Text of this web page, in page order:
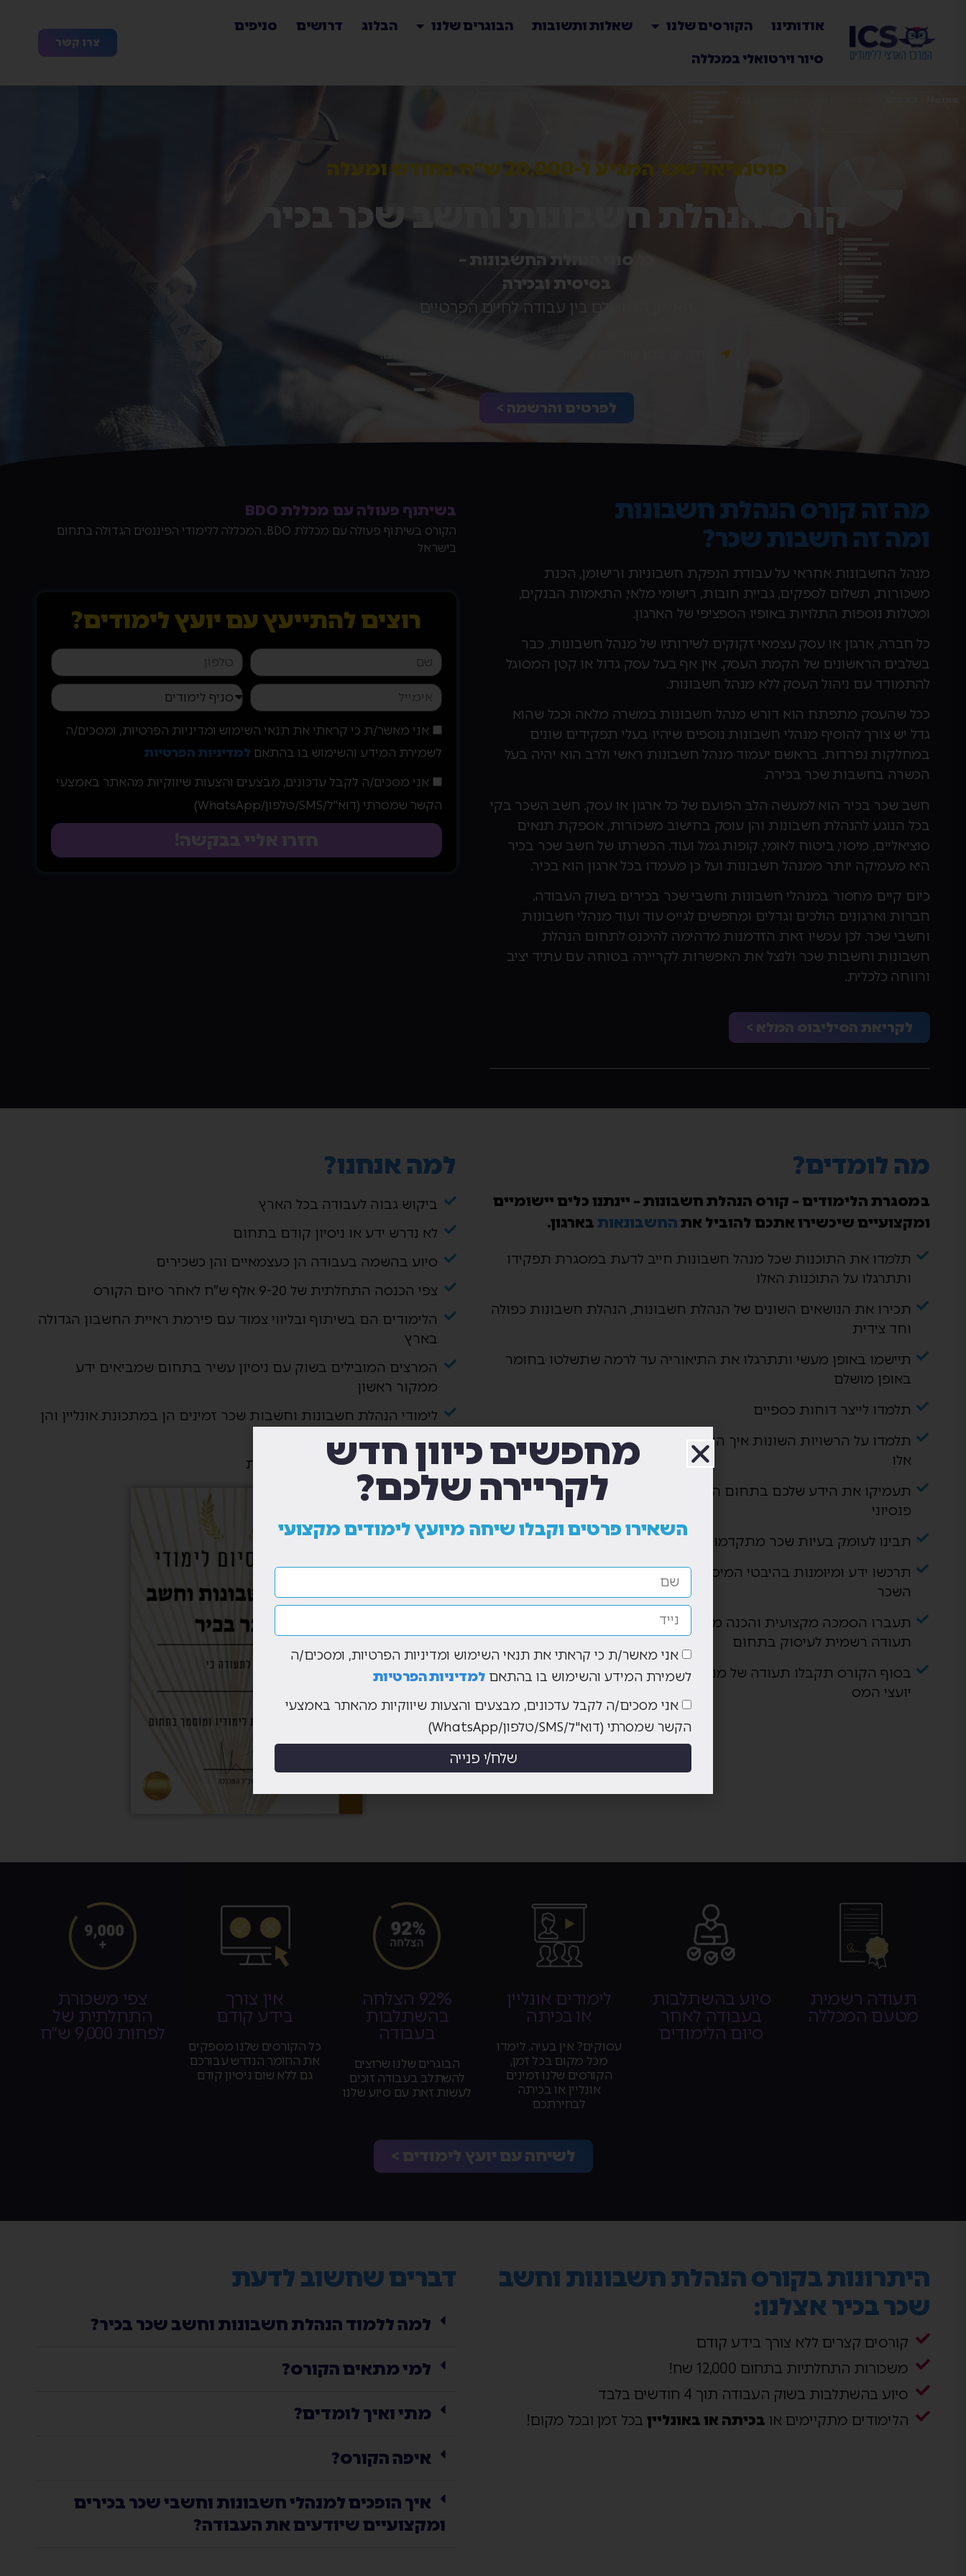
אודותינו הקורסים שלנו שאלות ותשובות הבוגרים שלנו הבלוג דרושים סניפים
סיור וירטואלי במכללה
צרו קשר
פוטנציאל שכר המגיע ל-20,000 ש״ח בחודש ומעלה
קורס הנהלת חשבונות וחשב שכר בכיר
כל סוגי הנהלת החשבונות –
בסיסית ובכירה
האיזון המושלם בין עבודה לחיים הפרטיים
מתקיים בסניפים נס ציונה, תל אביב, חיפה, באר שבע, זום.
לפרטים והרשמה >
מה זה קורס הנהלת חשבונות
ומה זה חשבות שכר?
מנהל החשבונות אחראי על עבודת הנפקת חשבוניות ורישומן, הכנת
משכורות, תשלום לספקים, גביית חובות, רישומי מלאי, התאמות הבנקים,
ומטלות נוספות התלויות באופיו הספציפי של הארגון.
כל חברה, ארגון או עסק עצמאי זקוקים לשירותיו של מנהל חשבונות, כבר
בשלבים הראשונים של הקמת העסק. אין אף בעל עסק גדול או קטן המסוגל
להתמודד עם ניהול העסק ללא מנהל חשבונות.
ככל שהעסק מתפתח הוא דורש מנהל חשבונות במשרה מלאה וככל שהוא
גדל יש צורך להוסיף מנהלי חשבונות נוספים שיהיו בעלי תפקידים שונים
במחלקות נפרדות. בראשם יעמוד מנהל חשבונות ראשי ולרב הוא יהיה בעל
הכשרה בחשבות שכר בכירה.
חשב שכר בכיר הוא למעשה הלב הפועם של כל ארגון או עסק. חשב השכר בקי
בכל הנוגע להנהלת חשבונות והן עוסק בחישוב משכורות, אספקת תנאים
סוציאליים, מיסוי, ביטוח לאומי, קופות גמל ועוד. הכשרתו של חשב שכר בכיר
היא מעמיקה יותר ממנהל חשבונות ועל כן מעמדו בכל ארגון הוא בכיר.
כיום קיים מחסור במנהלי חשבונות וחשבי שכר בכירים בשוק העבודה.
חברות וארגונים הולכים וגדלים ומחפשים לגייס עוד ועוד מנהלי חשבונות
וחשבי שכר. לכן עכשיו זאת הזדמנות מדהימה להיכנס לתחום הנהלת
חשבונות וחשבות שכר ולנצל את האפשרות לקריירה בטוחה עם עתיד יציב
ורווחה כלכלית.
לקריאת הסיליבוס המלא >
בשיתוף פעולה עם מכללת BDO
הקורס בשיתוף פעולה עם מכללת BDO. המכללה ללימודי הפיננסים הגדולה בתחום
בישראל
רוצים להתייעץ עם יועץ לימודים?
אני מאשר/ת כי קראתי את תנאי השימוש ומדיניות הפרטיות, ומסכים/ה
לשמירת המידע והשימוש בו בהתאם למדיניות הפרטיות
אני מסכים/ה לקבל עדכונים, מבצעים והצעות שיווקיות מהאתר באמצעי
הקשר שמסרתי (דוא"ל/SMS/טלפון/WhatsApp)
חזרו אליי בבקשה!
מה לומדים?
במסגרת הלימודים – קורס הנהלת חשבונות – יינתנו כלים יישומיים
ומקצועיים שיכשירו אתכם להוביל את החשבונאות בארגון.
תלמדו את התוכנות שכל מנהל חשבונות חייב לדעת במסגרת תפקידו
ותתרגלו על התוכנות האלו
תכירו את הנושאים השונים של הנהלת חשבונות, הנהלת חשבונות כפולה
וחד צידית
תיישמו באופן מעשי ותתרגלו את התיאוריה עד לרמה שתשלטו בחומר
באופן מושלם
תלמדו לייצר דוחות כספיים
תלמדו על הרשויות השונות איך הן עובדות ואיך לספק דיווחים לרשויות
אלו
תעמיקו את הידע שלכם בתחום המיסוי, ביטוח לאומי, דיני עבודה וביטוח
פנסיוני
תבינו לעומק בעיות שכר מתקדמות העולות במסגרת העבודה והתפקיד
תרכשו ידע ומיומנות בהיבטי המיסוי וההיבטים המשפטיים של נושא
השכר
תעברו הסמכה מקצועית והכנה מקיפה למבחני לשכת יועצי המס ותקבלו
תעודה רשמית לעיסוק בתחום
בסוף הקורס תקבלו תעודה של מנהל חשבונות מוסמך מטעם לשכת
יועצי המס
למה אנחנו?
ביקוש גבוה לעבודה בכל הארץ
לא נדרש ידע או ניסיון קודם בתחום
סיוע בהשמה בעבודה הן כעצמאיים והן כשכירים
צפי הכנסה התחלתית של 9-20 אלף ש״ח לאחר סיום הקורס
הלימודים הם בשיתוף ובליווי צמוד עם פירמת ראיית החשבון הגדולה
בארץ
המרצים המובילים בשוק עם ניסיון עשיר בתחום שמביאים ידע
ממקור ראשון
לימודי הנהלת חשבונות וחשבות שכר זמינים הן במתכונת אונליין והן
כיתות קטנות ואווירה משפחתית
תעודה רשמית
מטעם המכללה
סיוע בהשתלבות
בעבודה לאחר
סיום הלימודים
לימודים אונליין
או בכיתה
עסוקים? אין בעיה. לימדו
מכל מקום בכל זמן,
הקורסים שלנו זמינים
אונליין או בכיתה
לבחירתכם
92% הצלחה
בהשתלבות
בעבודה
הבוגרים שלנו שרוצים
להשתלב בעבודה זוכים
לעשות זאת עם סיוע שלנו
אין צורך
בידע קודם
כל הקורסים שלנו מספקים
את החומר הנדרש עבורכם
גם ללא שום ניסיון קודם
צפי משכורת
התחלתית של
לפחות 9,000 ש״ח
לשיחה עם יועץ לימודים >
היתרונות בקורס הנהלת חשבונות וחשב
שכר בכיר אצלנו:
קורסים קצרים ללא צורך בידע קודם
משכורות התחלתיות בתחום 12,000 שח!
סיוע בהשתלבות בשוק העבודה תוך 4 חודשים בלבד
הלימודים מתקיימים או בכיתה או באונליין בכל זמן ובכל מקום!
דברים שחשוב לדעת
למה ללמוד הנהלת חשבונות וחשב שכר בכיר?
למי מתאים הקורס?
מתי ואיך לומדים?
איפה הקורס?
איך הופכים למנהלי חשבונות וחשבי שכר בכירים
ומקצועיים שיודעים את העבודה?
מחפשים כיוון חדש
לקריירה שלכם?
השאירו פרטים וקבלו שיחה מיועץ לימודים מקצועי
אני מאשר/ת כי קראתי את תנאי השימוש ומדיניות הפרטיות, ומסכים/ה
לשמירת המידע והשימוש בו בהתאם למדיניות הפרטיות
אני מסכים/ה לקבל עדכונים, מבצעים והצעות שיווקיות מהאתר באמצעי
הקשר שמסרתי (דוא"ל/SMS/טלפון/WhatsApp)
שלח/י פנייה